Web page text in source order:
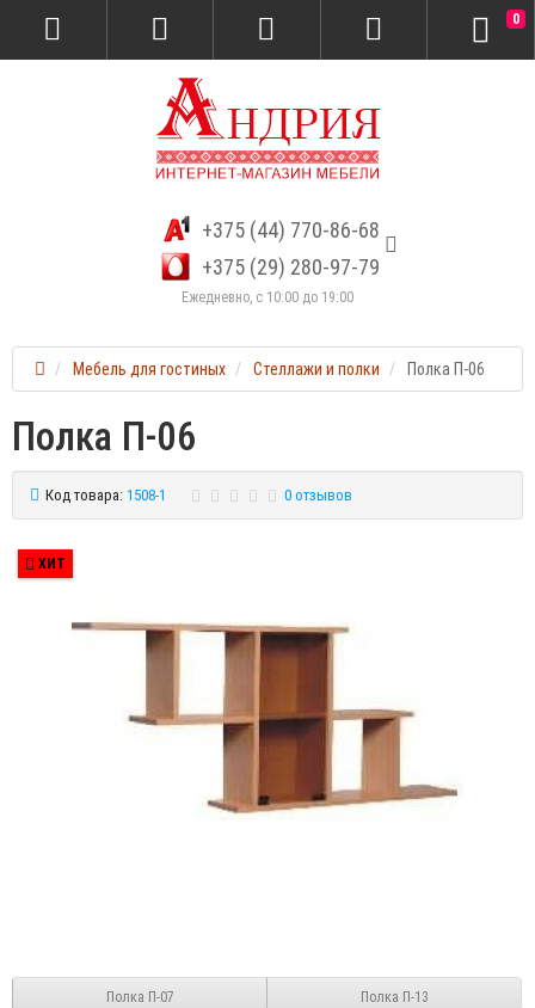
+375 (44) 770-86-68
+375 (29) 280-97-79
Ежедневно, с 10:00 до 19:00
0
Мебель для гостиных Стеллажи и полки Полка П-06
Полка П-06
Код товара: 1508-1 0 отзывов
ХИТ
Полка П-07 Полка П-13